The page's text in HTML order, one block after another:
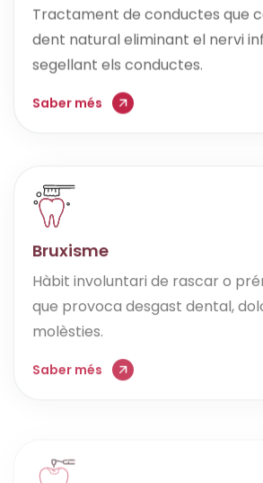
Tractament de conductes que
dent natural eliminant el nervi
segellant els conductes.
Saber més
Bruxisme
Hàbit involuntari de rascar o
que provoca desgast dental,
molèsties.
Saber més